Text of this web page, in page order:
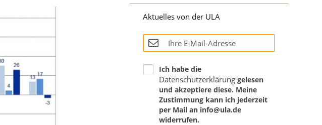
Aktuelles von der ULA
Ich habe die
Datenschutzerklärunggelesen
und akzeptiere diese. Meine
Zustimmung kann ich jederzeit
per Mail an info@ula.de
widerrufen.